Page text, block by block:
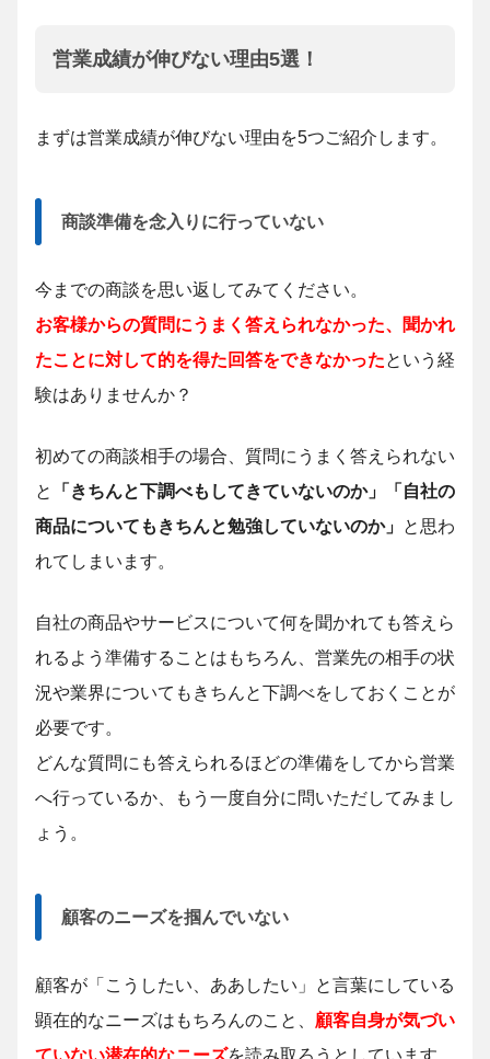
営業成績が伸びない理由5選！
まずは営業成績が伸びない理由を5つご紹介します。
商談準備を念入りに行っていない
今までの商談を思い返してみてください。
お客様からの質問にうまく答えられなかった、聞かれ
たことに対して的を得た回答をできなかったという経
験はありませんか？
初めての商談相手の場合、質問にうまく答えられない
と
「きちんと下調べもしてきていないのか」「自社の
商品についてもきちんと勉強していないのか」 と思わ
れてしまいます。
自社の商品やサービスについて何を聞かれても答えら
れるよう準備することはもちろん、営業先の相手の状
況や業界についてもきちんと下調べをしておくことが
必要です。
どんな質問にも答えられるほどの準備をしてから営業
へ行っているか、もう一度自分に問いただしてみまし
ょう。
顧客のニーズを掴んでいない
顧客が「こうしたい、ああしたい」と言葉にしている
顕在的なニーズはもちろんのこと、 顧客自身が気づい
ていない潜在的なニーズを読み取ろうとしています